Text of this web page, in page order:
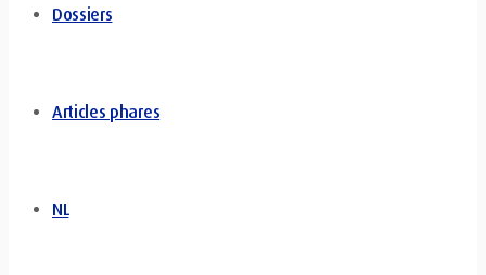
Dossiers
Articles phares
NL